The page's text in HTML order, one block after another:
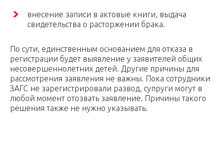
внесение записи в актовые книги, выдача
свидетельства о расторжении брака.
По сути, единственным основанием для отказа в
регистрации будет выявление у заявителей общих
несовершеннолетних детей. Другие причины для
рассмотрения заявления не важны. Пока сотрудники
ЗАГС не зарегистрировали развод, супруги могут в
любой момент отозвать заявление. Причины такого
решения также не нужно указывать.